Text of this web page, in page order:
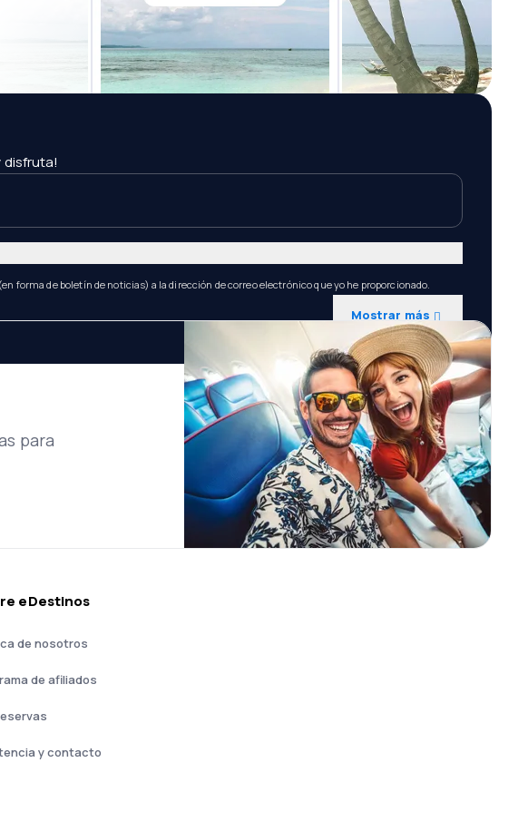
disfruta!
forma de boletín de noticias) a la dirección de correo electrónico que yo he proporcionado.
Mostrar más
para
eDestinos
de nosotros
de afiliados
y contacto